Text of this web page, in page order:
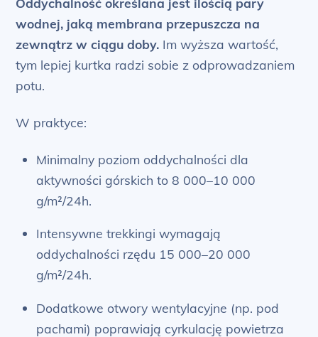
wodnej, jaką membrana przepuszcza na
zewnątrz w ciągu doby. Im wyższa wartość,
tym lepiej kurtka radzi sobie z odprowadzaniem
potu.
W praktyce:
Minimalny poziom oddychalności dla
aktywności górskich to 8 000–10 000
g/m²/24h.
Intensywne trekkingi wymagają
oddychalności rzędu 15 000–20 000
g/m²/24h.
Dodatkowe otwory wentylacyjne (np. pod
pachami) poprawiają cyrkulację powietrza